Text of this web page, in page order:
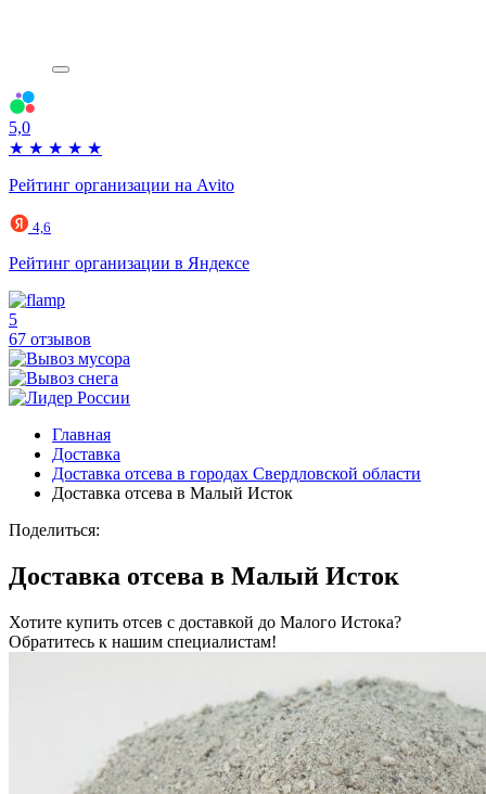
5,0
★ ★ ★ ★ ★
Рейтинг организации на Avito
4,6
Рейтинг организации в Яндексе
5
67 отзывов
Главная
Доставка
Доставка отсева в городах Свердловской области
Доставка отсева в Малый Исток
Поделиться:
Доставка отсева в Малый Исток
Хотите купить отсев с доставкой до Малого Истока?
Обратитесь к нашим специалистам!